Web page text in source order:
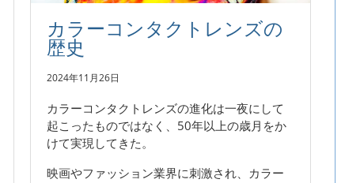
カラーコンタクトレンズの
歴史
2024年11月26日
カラーコンタクトレンズの進化は一夜にして
起こったものではなく、50年以上の歳月をか
けて実現してきた。
映画やファッション業界に刺激され、カラー